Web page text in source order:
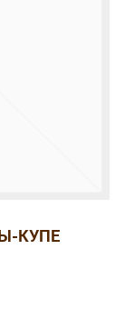
КУПЕ